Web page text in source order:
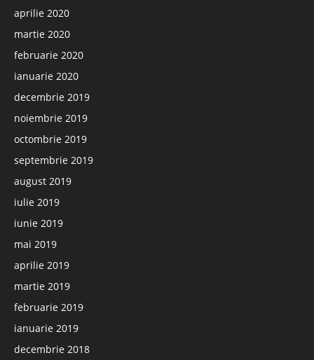
aprilie 2020
martie 2020
februarie 2020
ianuarie 2020
decembrie 2019
noiembrie 2019
octombrie 2019
septembrie 2019
august 2019
iulie 2019
iunie 2019
mai 2019
aprilie 2019
martie 2019
februarie 2019
ianuarie 2019
decembrie 2018